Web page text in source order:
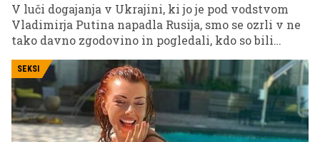
V luči dogajanja v Ukrajini, ki jo je pod vodstvom
Vladimirja Putina napadla Rusija, smo se ozrli v ne
tako davno zgodovino in pogledali, kdo so bili
kakšna grozodejstva so storili.
SEKSI